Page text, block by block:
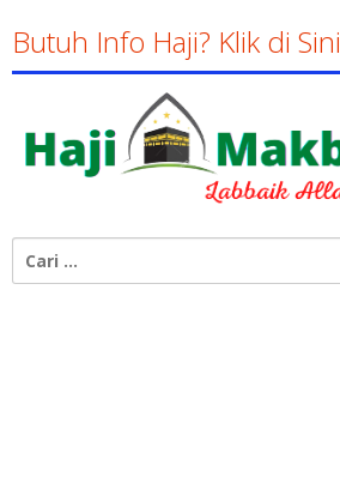
Butuh Info Haji? Klik di Sini
untuk: